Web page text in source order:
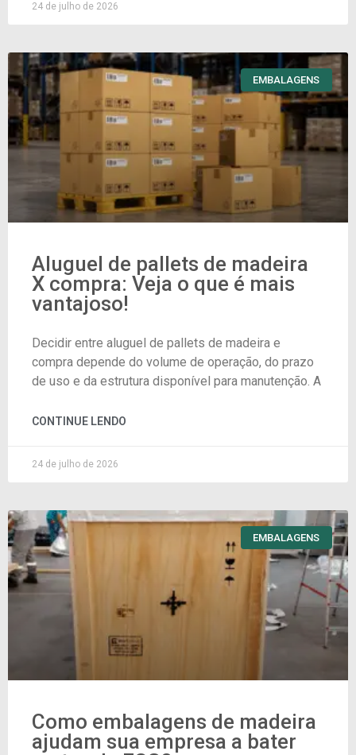
24 de julho de 2026
EMBALAGENS
Aluguel de pallets de madeira
X compra: Veja o que é mais
vantajoso!
Decidir entre aluguel de pallets de madeira e
compra depende do volume de operação, do prazo
de uso e da estrutura disponível para manutenção. A
CONTINUE LENDO
24 de julho de 2026
EMBALAGENS
Como embalagens de madeira
ajudam sua empresa a bater